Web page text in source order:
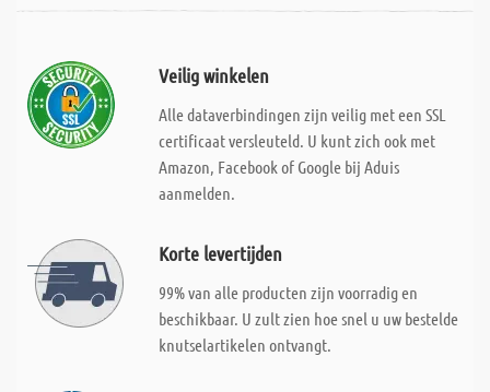
Veilig winkelen
Alle dataverbindingen zijn veilig met een SSL
certificaat versleuteld. U kunt zich ook met
Amazon, Facebook of Google bij Aduis
aanmelden.
Korte levertijden
99% van alle producten zijn voorradig en
beschikbaar. U zult zien hoe snel u uw bestelde
knutselartikelen ontvangt.